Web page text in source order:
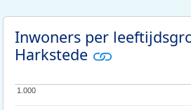
Inwoners per
Harkstede
1.000
1.000